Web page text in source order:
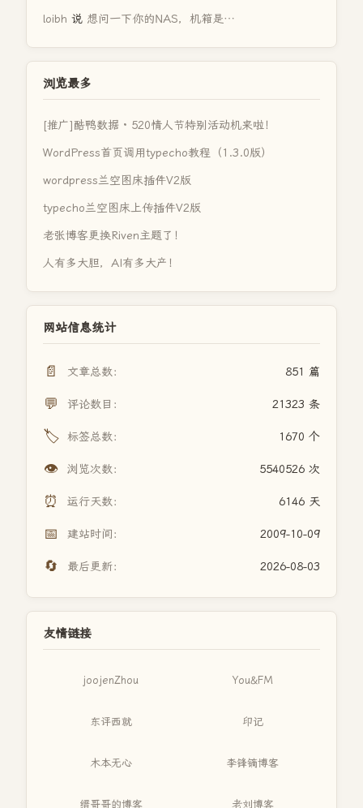
loibh 说 想问一下你的NAS，机箱是…
浏览最多
[推广]酷鸭数据 · 520情人节特别活动机来啦！
WordPress首页调用typecho教程（1.3.0版）
wordpress兰空图床插件V2版
typecho兰空图床上传插件V2版
老张博客更换Riven主题了！
人有多大胆，AI有多大产！
网站信息统计
📄 文章总数： 851 篇
💬 评论数目： 21323 条
🏷️ 标签总数： 1670 个
👁️ 浏览次数： 5540526 次
⏰ 运行天数： 6146 天
📅 建站时间： 2009-10-09
🔄 最后更新： 2026-08-03
友情链接
joojenZhou You&FM
东评西就 印记
木本无心 李锋镝博客
缙哥哥的博客 老刘博客